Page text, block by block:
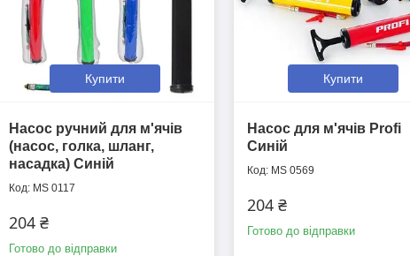
Купити
Насос ручний для м'ячів
(насос, голка, шланг,
насадка) Синій
MS 0117
204 ₴
Готово до відправки
Купити
Насос для м'ячів Profi
Синій
MS 0569
204 ₴
Готово до відправки